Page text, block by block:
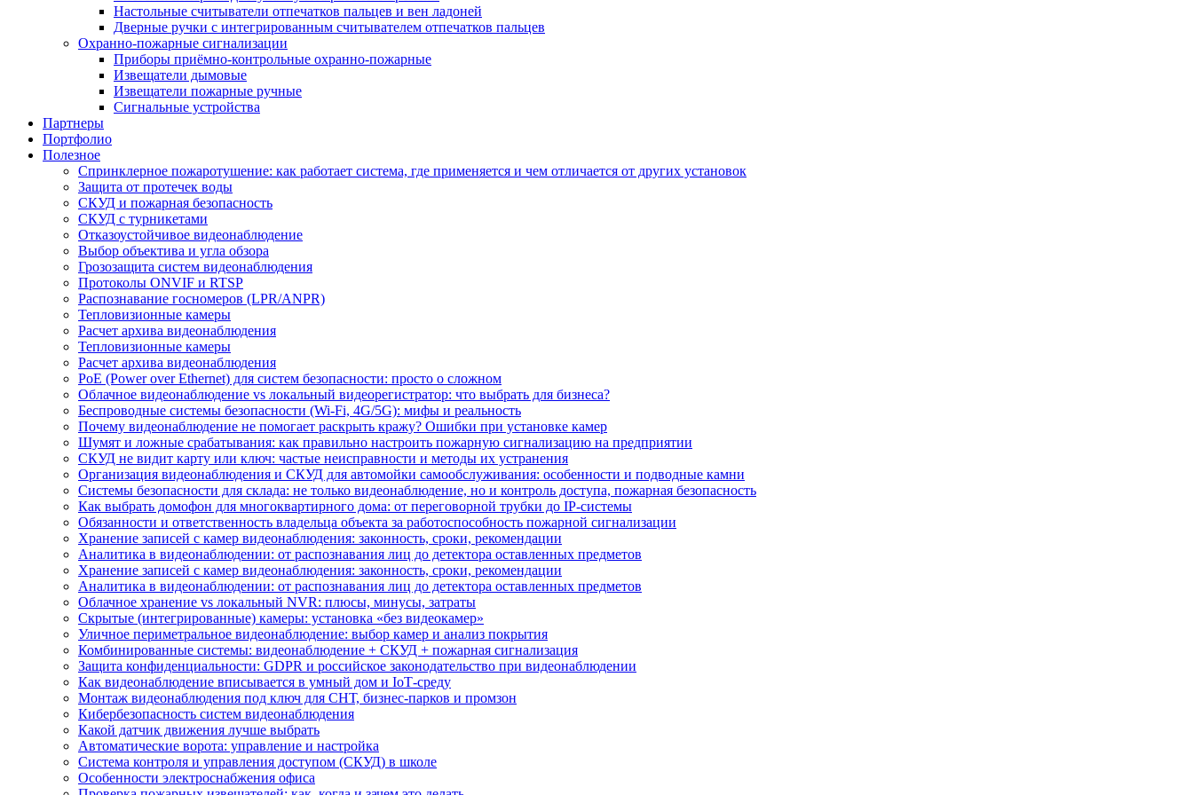
Настольные считыватели отпечатков пальцев и вен ладоней
Дверные ручки с интегрированным считывателем отпечатков пальцев
Охранно-пожарные сигнализации
Приборы приёмно-контрольные охранно-пожарные
Извещатели дымовые
Извещатели пожарные ручные
Сигнальные устройства
Партнеры
Портфолио
Полезное
Спринклерное пожаротушение: как работает система, где применяется и чем отличается от других установок
Защита от протечек воды
СКУД и пожарная безопасность
СКУД с турникетами
Отказоустойчивое видеонаблюдение
Выбор объектива и угла обзора
Грозозащита систем видеонаблюдения
Протоколы ONVIF и RTSP
Распознавание госномеров (LPR/ANPR)
Тепловизионные камеры
Расчет архива видеонаблюдения
Тепловизионные камеры
Расчет архива видеонаблюдения
PoE (Power over Ethernet) для систем безопасности: просто о сложном
Облачное видеонаблюдение vs локальный видеорегистратор: что выбрать для бизнеса?
Беспроводные системы безопасности (Wi-Fi, 4G/5G): мифы и реальность
Почему видеонаблюдение не помогает раскрыть кражу? Ошибки при установке камер
Шумят и ложные срабатывания: как правильно настроить пожарную сигнализацию на предприятии
СКУД не видит карту или ключ: частые неисправности и методы их устранения
Организация видеонаблюдения и СКУД для автомойки самообслуживания: особенности и подводные камни
Системы безопасности для склада: не только видеонаблюдение, но и контроль доступа, пожарная безопасность
Как выбрать домофон для многоквартирного дома: от переговорной трубки до IP-системы
Обязанности и ответственность владельца объекта за работоспособность пожарной сигнализации
Хранение записей с камер видеонаблюдения: законность, сроки, рекомендации
Аналитика в видеонаблюдении: от распознавания лиц до детектора оставленных предметов
Хранение записей с камер видеонаблюдения: законность, сроки, рекомендации
Аналитика в видеонаблюдении: от распознавания лиц до детектора оставленных предметов
Облачное хранение vs локальный NVR: плюсы, минусы, затраты
Скрытые (интегрированные) камеры: установка «без видеокамер»
Уличное периметральное видеонаблюдение: выбор камер и анализ покрытия
Комбинированные системы: видеонаблюдение + СКУД + пожарная сигнализация
Защита конфиденциальности: GDPR и российское законодательство при видеонаблюдении
Как видеонаблюдение вписывается в умный дом и IoT‑среду
Монтаж видеонаблюдения под ключ для СНТ, бизнес‑парков и промзон
Кибербезопасность систем видеонаблюдения
Какой датчик движения лучше выбрать
Автоматические ворота: управление и настройка
Система контроля и управления доступом (СКУД) в школе
Особенности электроснабжения офиса